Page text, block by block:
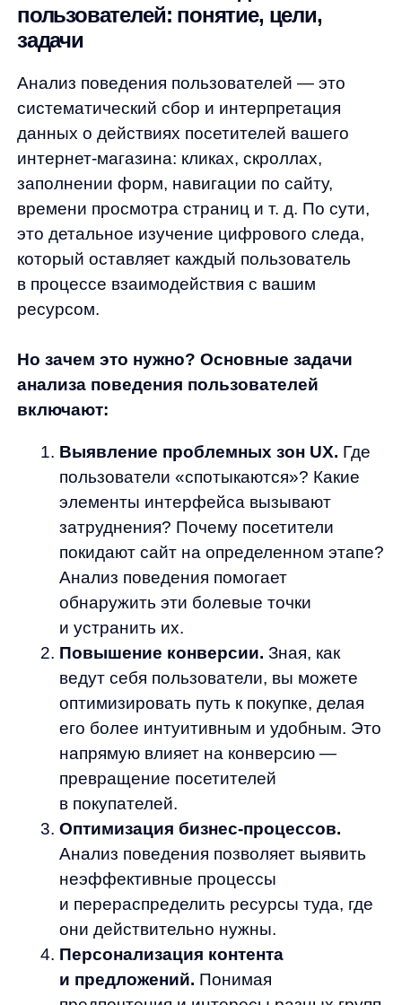
включают:
Выявление проблемных зон UX.
элементы интерфейса вызывают
затруднения? Почему посетители
покидают сайт на определенном этапе?
Анализ поведения помогает
обнаружить эти болевые точки
и устранить их.
Повышение конверсии. Зная, как
ведут себя пользователи, вы можете
оптимизировать путь к покупке, делая
его более интуитивным и удобным. Это
напрямую влияет на конверсию —
Оптимизация бизнес-процессов.
Анализ поведения позволяет выявить
неэффективные процессы
они действительно нужны.
Персонализация контента
Понимая
предпочтения и интересы разных групп
пользователей, вы можете предлагать
им именно то, что они ищут, в нужный
момент и в нужном контексте.
Важно понимать, что анализ поведения —
это не просто сбор данных ради данных.
Это инструмент для достижения конкретных
бизнес-целей: увеличения продаж,
повышения лояльности клиентов, снижения
оттока, оптимизации маркетинговых
расходов и, в конечном счете, роста
прибыли.
«Анализировать поведение пользователей — значит не просто собирать
данные, а превращать их в действия, которые приводят к реальным
результатам »
Артем Круглов / Генеральный директор платформы any